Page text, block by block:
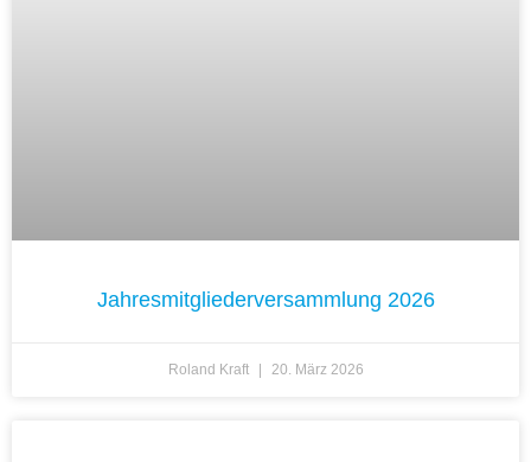
Jahresmitgliederversammlung 2026
Roland Kraft 20. März 2026